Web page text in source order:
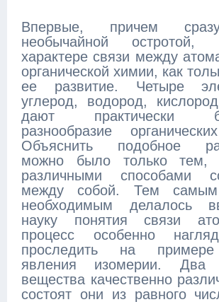
Впервые, причем
необычайной
характере связи между
органической химии, как
ее развитие. Четыре
углерод, водород,
дают практически
разнообразие
Объяснить подобное
можно было только тем,
различными способами
между собой. Тем самым
необходимым делалось
науку понятия связи
процесс особенно
проследить на примере
явления изомерии. Два
вещества качественно
состоят они из равного